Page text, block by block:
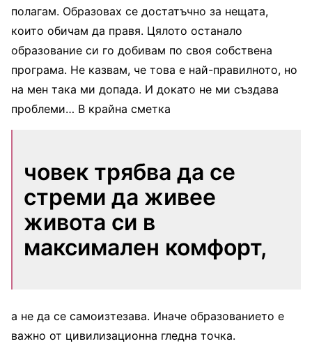
полагам. Образовах се достатъчно за нещата,
които обичам да правя. Цялото останало
образование си го добивам по своя собствена
програма. Не казвам, че това е най-правилното, но
на мен така ми допада. И докато не ми създава
проблеми… В крайна сметка
човек трябва да се
стреми да живее
живота си в
максимален комфорт,
а не да се самоизтезава. Иначе образованието е
важно от цивилизационна гледна точка.